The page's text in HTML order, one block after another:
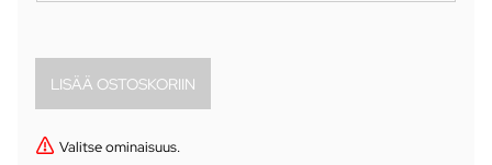
Valitse ominaisuus.